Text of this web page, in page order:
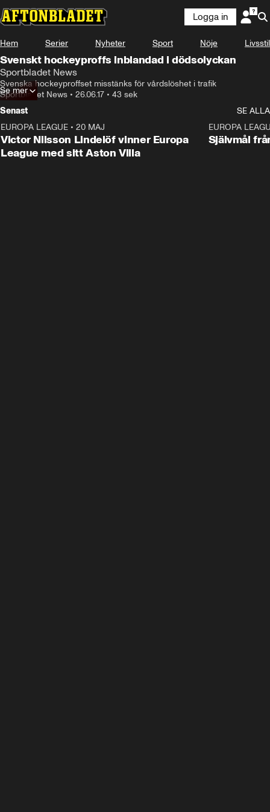
Logga in
Hem Serier Nyheter Sport Nöje Livsstil
Svenskt hockeyproffs inblandad i dödsolyckan
Sportbladet News
Svenska hockeyproffset misstänks för vårdslöshet i trafik
Sportbladet News • 26.06.17 • 43 sek
Se mer
Senast
SE ALLA
EUROPA LEAGUE • 20 MAJ
Victor Nilsson Lindelöf vinner Europa
League med sitt Aston Villa
EUROPA
Självmål